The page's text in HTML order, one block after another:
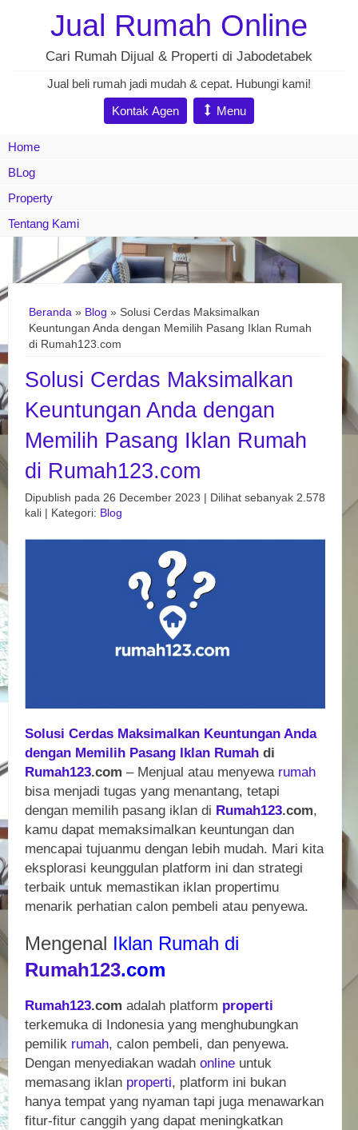
Jual Rumah Online
Cari Rumah Dijual & Properti di Jabodetabek
Jual beli rumah jadi mudah & cepat. Hubungi kami!
Kontak Agen
Menu
Home
BLog
Property
Tentang Kami
Beranda » Blog » Solusi Cerdas Maksimalkan
Keuntungan Anda dengan Memilih Pasang Iklan Rumah
di Rumah123.com
Solusi Cerdas Maksimalkan
Keuntungan Anda dengan
Memilih Pasang Iklan Rumah
di Rumah123.com
Dipublish pada 26 December 2023 | Dilihat sebanyak 2.578
kali | Kategori: Blog
Solusi Cerdas Maksimalkan Keuntungan Anda
dengan Memilih Pasang Iklan Rumah di
Rumah123.com – Menjual atau menyewa rumah
bisa menjadi tugas yang menantang, tetapi
dengan memilih pasang iklan di Rumah123.com,
kamu dapat memaksimalkan keuntungan dan
mencapai tujuanmu dengan lebih mudah. Mari kita
eksplorasi keunggulan platform ini dan strategi
terbaik untuk memastikan iklan propertimu
menarik perhatian calon pembeli atau penyewa.
Mengenal Iklan Rumah di
Rumah123.com
Rumah123.com adalah platform properti
terkemuka di Indonesia yang menghubungkan
pemilik rumah, calon pembeli, dan penyewa.
Dengan menyediakan wadah online untuk
memasang iklan properti, platform ini bukan
hanya tempat yang nyaman tapi juga menawarkan
fitur-fitur canggih yang dapat meningkatkan